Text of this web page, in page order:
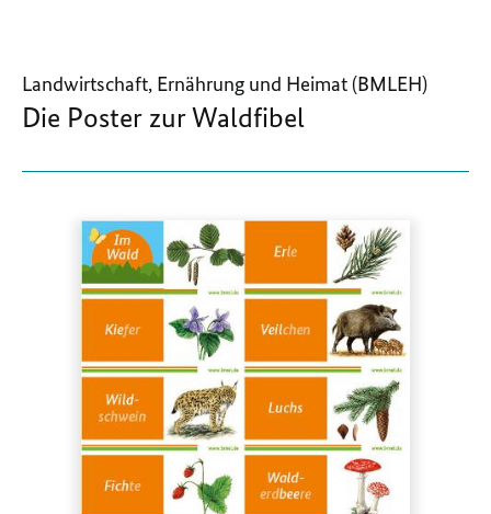
Landwirtschaft, Ernährung und Heimat (BMLEH)
Die Poster zur Waldfibel